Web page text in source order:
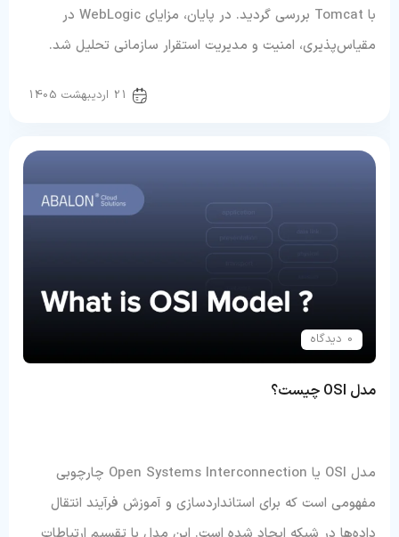
با Tomcat بررسی گردید. در پایان، مزایای WebLogic در
مقیاس‌پذیری، امنیت و مدیریت استقرار سازمانی تحلیل شد.
21 اردیبهشت 1405
0 دیدگاه
مدل OSI چیست؟
مدل OSI یا Open Systems Interconnection چارچوبی
مفهومی است که برای استانداردسازی و آموزش فرآیند انتقال